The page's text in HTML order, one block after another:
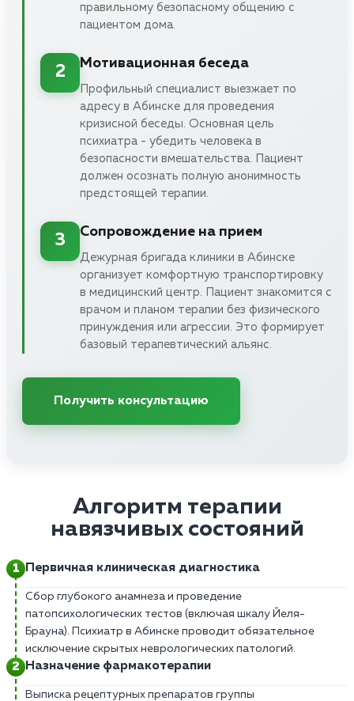
правильному безопасному общению с
пациентом дома.
2
Мотивационная беседа
Профильный специалист выезжает по
адресу в Абинске для проведения
кризисной беседы. Основная цель
психиатра - убедить человека в
безопасности вмешательства. Пациент
должен осознать полную анонимность
предстоящей терапии.
3
Сопровождение на прием
Дежурная бригада клиники в Абинске
организует комфортную транспортировку
в медицинский центр. Пациент знакомится с
врачом и планом терапии без физического
принуждения или агрессии. Это формирует
базовый терапевтический альянс.
Получить консультацию
Алгоритм терапии
навязчивых состояний
Первичная клиническая диагностика
Сбор глубокого анамнеза и проведение
патопсихологических тестов (включая шкалу Йеля-
Брауна). Психиатр в Абинске проводит обязательное
исключение скрытых неврологических патологий.
Назначение фармакотерапии
Выписка рецептурных препаратов группы